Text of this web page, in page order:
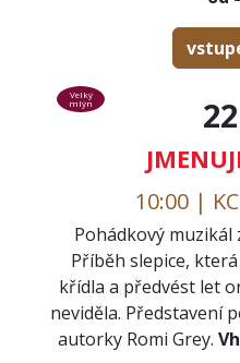
22
Velký
mlýn
10:00 |
Pohádkový
Příběh slepice,
křídla a předvést let
neviděla. Představení
autorky Romi Grey.